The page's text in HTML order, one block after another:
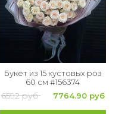
Букет из 15 кустовых роз
60 см #156374
6592 руб 7764.90 руб